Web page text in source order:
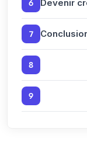
6 Devenir
7
8
9